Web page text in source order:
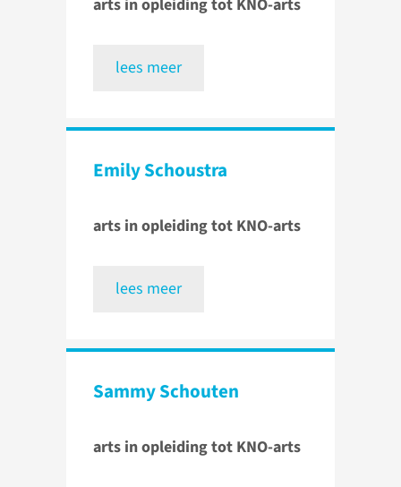
arts in opleiding tot KNO-arts
lees meer
Emily Schoustra
arts in opleiding tot KNO-arts
lees meer
Sammy Schouten
arts in opleiding tot KNO-arts